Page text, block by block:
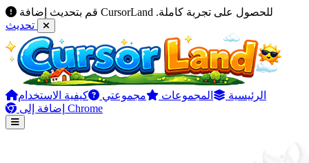
قم بتحديث إضافة CursorLand للحصول على تجربة كاملة.
الرئيسية المجموعات مجموعتي
كيفية الاستخدام
إضافة إلى Chrome